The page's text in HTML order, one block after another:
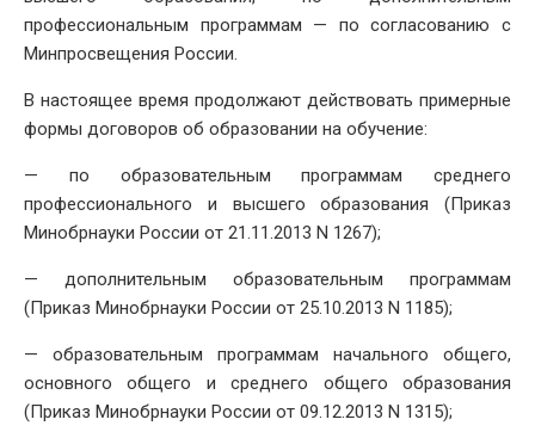
профессиональным программам — по согласованию с
Минпросвещения России.
В настоящее время продолжают действовать примерные
формы договоров об образовании на обучение:
— по образовательным программам среднего
профессионального и высшего образования (Приказ
Минобрнауки России от 21.11.2013 N 1267);
— дополнительным образовательным программам
(Приказ Минобрнауки России от 25.10.2013 N 1185);
— образовательным программам начального общего,
основного общего и среднего общего образования
(Приказ Минобрнауки России от 09.12.2013 N 1315);